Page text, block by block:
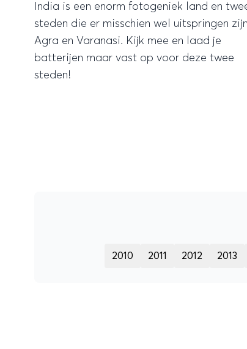
India is een enorm fotogeniek land en
steden die er misschien wel uitspringen zijn
Agra en Varanasi. Kijk mee en laad je
batterijen maar vast op voor deze twee
steden!
2010 2011 2012 2013